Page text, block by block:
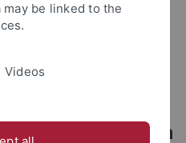
aktuell Nr. 2/2026:
zur neuen
be linked to the
Videos